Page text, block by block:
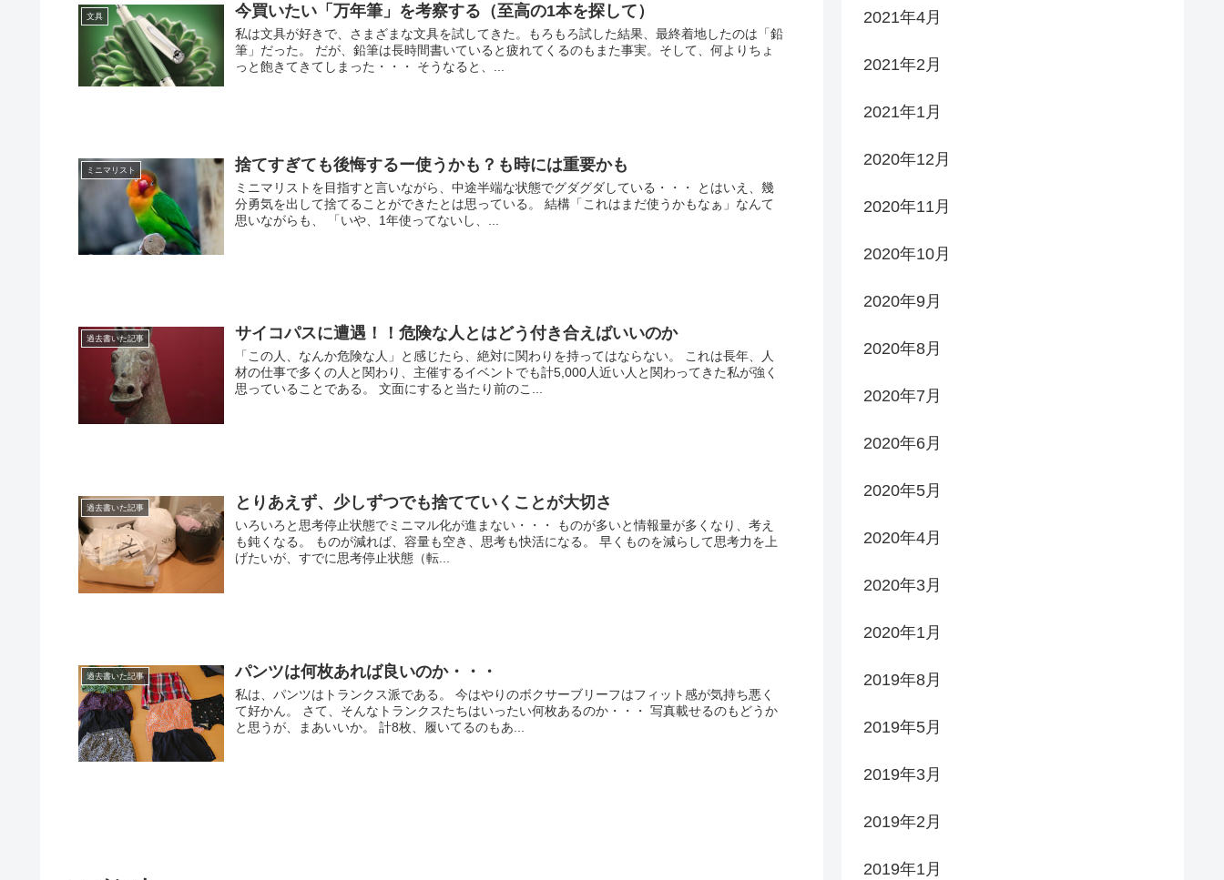
文具 今買いたい「万年筆」を考察する（至高の1本を探して）
私は文具が好きで、さまざまな文具を試してきた。もろもろ試した結果、最終着地したのは「鉛
筆」だった。 だが、鉛筆は長時間書いていると疲れてくるのもまた事実。そして、何よりちょ
っと飽きてきてしまった・・・ そうなると、...
ミニマリスト 捨てすぎても後悔するー使うかも？も時には重要かも
ミニマリストを目指すと言いながら、中途半端な状態でグダグダしている・・・ とはいえ、幾
分勇気を出して捨てることができたとは思っている。 結構「これはまだ使うかもなぁ」なんて
思いながらも、 「いや、1年使ってないし、...
過去書いた記事 サイコパスに遭遇！！危険な人とはどう付き合えばいいのか
「この人、なんか危険な人」と感じたら、絶対に関わりを持ってはならない。 これは長年、人
材の仕事で多くの人と関わり、主催するイベントでも計5,000人近い人と関わってきた私が強く
思っていることである。 文面にすると当たり前のこ...
過去書いた記事 とりあえず、少しずつでも捨てていくことが大切さ
いろいろと思考停止状態でミニマル化が進まない・・・ ものが多いと情報量が多くなり、考え
も鈍くなる。 ものが減れば、容量も空き、思考も快活になる。 早くものを減らして思考力を上
げたいが、すでに思考停止状態（転...
過去書いた記事 パンツは何枚あれば良いのか・・・
私は、パンツはトランクス派である。 今はやりのボクサーブリーフはフィット感が気持ち悪く
て好かん。 さて、そんなトランクスたちはいったい何枚あるのか・・・ 写真載せるのもどうか
と思うが、まあいいか。 計8枚、履いてるのもあ...
2021年4月
2021年2月
2021年1月
2020年12月
2020年11月
2020年10月
2020年9月
2020年8月
2020年7月
2020年6月
2020年5月
2020年4月
2020年3月
2020年1月
2019年8月
2019年5月
2019年3月
2019年2月
2019年1月